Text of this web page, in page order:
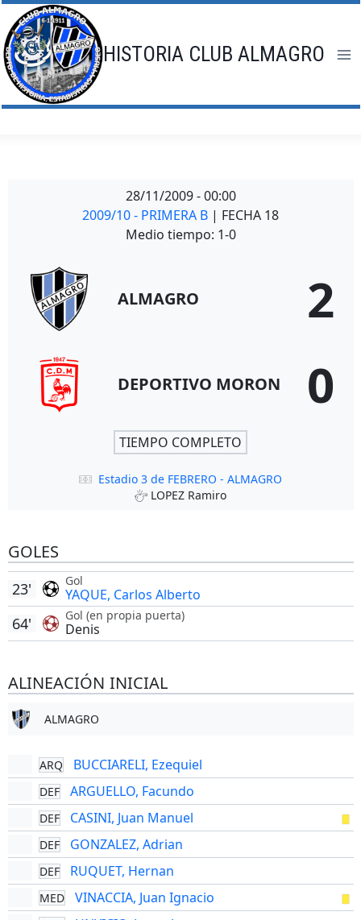
Saltar
al
contenido
HISTORIA CLUB ALMAGRO
28/11/2009 - 00:00
2009/10 - PRIMERA B | FECHA 18
Medio tiempo: 1-0
ALMAGRO 2
DEPORTIVO MORON 0
TIEMPO COMPLETO
Estadio 3 de FEBRERO - ALMAGRO
LOPEZ Ramiro
GOLES
Gol
YAQUE, Carlos Alberto
23'
Gol (en propia puerta)
Denis
64'
ALINEACIÓN INICIAL
ALMAGRO
ARQ BUCCIARELI, Ezequiel
DEF ARGUELLO, Facundo
DEF CASINI, Juan Manuel
DEF GONZALEZ, Adrian
DEF RUQUET, Hernan
MED VINACCIA, Juan Ignacio